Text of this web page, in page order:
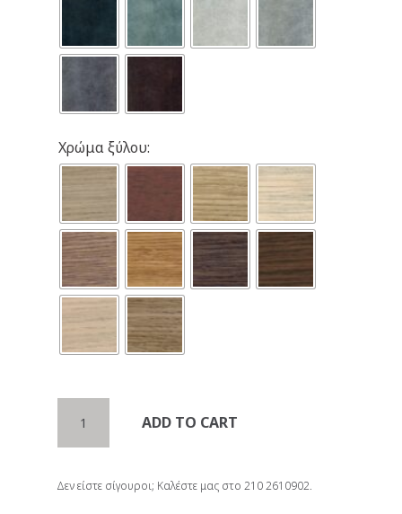
Χρώμα ξύλου:
MAGGIE
quantity
ADD TO CART
Δεν είστε σίγουροι; Καλέστε μας στο 210 2610902.